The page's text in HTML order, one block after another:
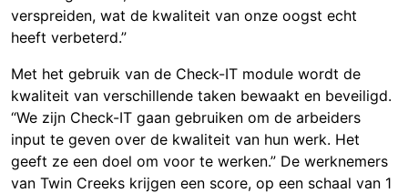
verspreiden, wat de kwaliteit van onze oogst echt
heeft verbeterd.”
Met het gebruik van de Check-IT module wordt de
kwaliteit van verschillende taken bewaakt en beveiligd.
“We zijn Check-IT gaan gebruiken om de arbeiders
input te geven over de kwaliteit van hun werk. Het
geeft ze een doel om voor te werken.” De werknemers
van Twin Creeks krijgen een score, op een schaal van 1